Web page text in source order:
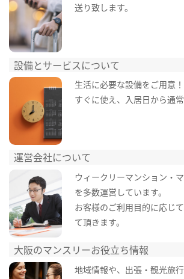
送り致します。
設備とサービスについて
生活に必要な設備をご用意
すぐに使え、入居日から通
運営会社について
ウィークリーマンション・
を多数運営しています。
お客様のご利用目的に応じ
て頂きます。
大阪のマンスリーお役立ち情報
地域情報や、出張・観光旅